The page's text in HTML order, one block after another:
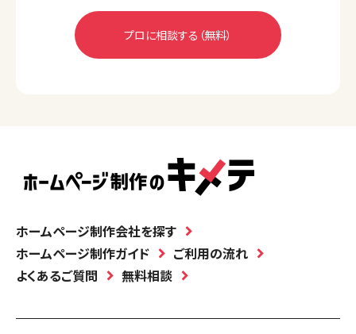
ホームページ制作会社を探す
ホームページ制作ガイド
ご利用の流れ
よくあるご質問
無料相談